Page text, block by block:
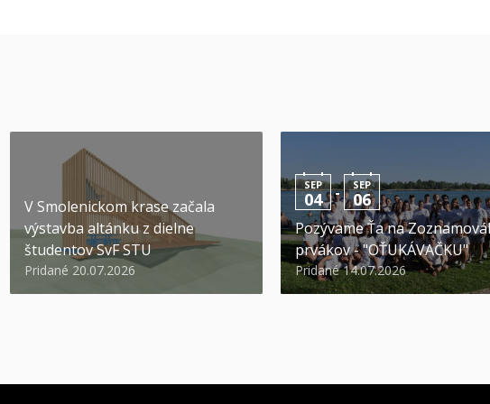
V Smolenickom krase začala
výstavba altánku z dielne
študentov SvF STU
Pridané 20.07.2026
SEP
04 - SEP
06
Pozývame Ťa na
prvákov - "OŤUKÁVAČKU"
Pridané 14.07.2026